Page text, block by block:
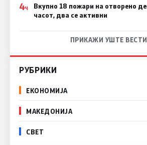
4Ч
Вкупно 18 пожари на отворено
часот, два се активни
ПРИКАЖИ УШТЕ
РУБРИКИ
ЕКОНОМИЈА
МАКЕДОНИЈА
СВЕТ